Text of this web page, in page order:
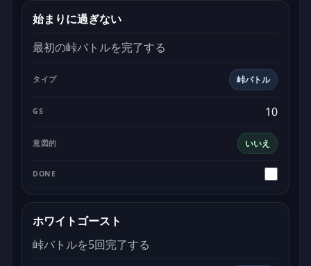
始まりに過ぎない
最初の峠バトルを完了する
峠バトル
いいえ
10
ホワイトゴースト
峠バトルを5回完了する